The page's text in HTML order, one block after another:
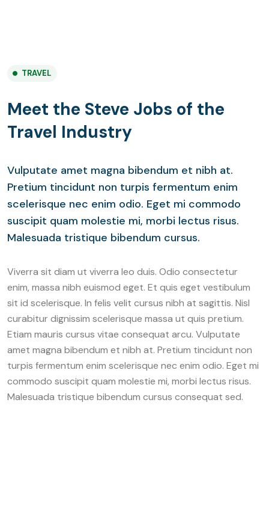
TRAVEL
Meet the Steve Jobs of the
Travel Industry
Vulputate amet magna bibendum et nibh at.
Pretium tincidunt non turpis fermentum enim
scelerisque nec enim odio. Eget mi commodo
suscipit quam molestie mi, morbi lectus risus.
Malesuada tristique bibendum cursus.
Viverra sit diam ut viverra leo duis. Odio consectetur
enim, massa nibh euismod eget. Et quis eget vestibulum
sit id scelerisque. In felis velit cursus nibh at sagittis. Nisl
curabitur dignissim scelerisque massa ut quis pretium.
Etiam mauris cursus vitae consequat arcu. Vulputate
amet magna bibendum et nibh at. Pretium tincidunt non
turpis fermentum enim scelerisque nec enim odio. Eget mi
commodo suscipit quam molestie mi, morbi lectus risus.
Malesuada tristique bibendum cursus consequat sed.